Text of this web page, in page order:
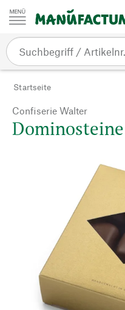
Zum Inhalt springen
Startseite
Confiserie Walter
Dominosteine